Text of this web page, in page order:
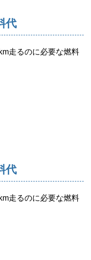
代
走るのに必要な燃料
代
走るのに必要な燃料